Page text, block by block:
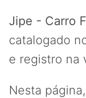
Jipe - Carro
catalogado
e registro na
Nesta